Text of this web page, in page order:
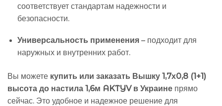
соответствует стандартам надежности и
безопасности.
Универсальность применения – подходит для
наружных и внутренних работ.
Вы можете купить или заказать Вышку 1,7х0,8 (1+1)
высота до настила 1,6м AKTYV в Украине прямо
сейчас. Это удобное и надежное решение для